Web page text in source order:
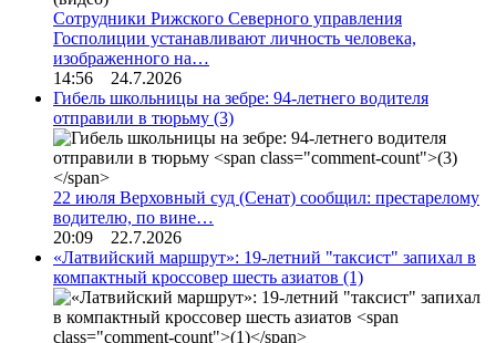
Сотрудники Рижского Северного управления
Госполиции устанавливают личность человека,
изображенного на…
14:56 24.7.2026
Гибель школьницы на зебре: 94-летнего водителя
отправили в тюрьму (3)
22 июля Верховный суд (Сенат) сообщил: престарелому
водителю, по вине…
20:09 22.7.2026
«Латвийский маршрут»: 19-летний "таксист" запихал в
компактный кроссовер шесть азиатов (1)